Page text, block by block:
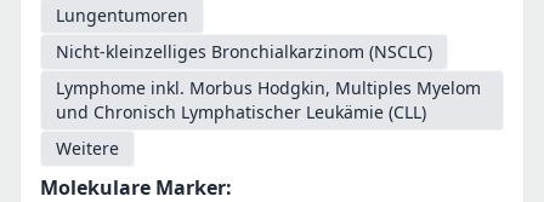
Lungentumoren
Nicht-kleinzelliges Bronchialkarzinom (NSCLC)
Lymphome inkl. Morbus Hodgkin, Multiples Myelom
und Chronisch Lymphatischer Leukämie (CLL)
Weitere
Molekulare Marker: